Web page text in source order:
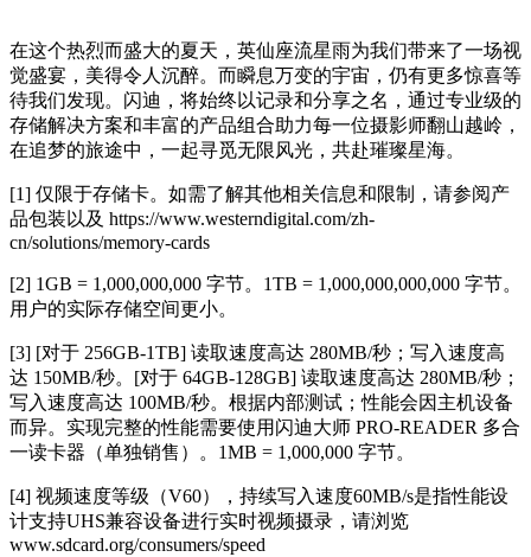
在这个热烈而盛大的夏天，英仙座流星雨为我们带来了一场视
觉盛宴，美得令人沉醉。而瞬息万变的宇宙，仍有更多惊喜等
待我们发现。闪迪，将始终以记录和分享之名，通过专业级的
存储解决方案和丰富的产品组合助力每一位摄影师翻山越岭，
在追梦的旅途中，一起寻觅无限风光，共赴璀璨星海。
[1] 仅限于存储卡。如需了解其他相关信息和限制，请参阅产
品包装以及 https://www.westerndigital.com/zh-
cn/solutions/memory-cards
[2] 1GB = 1,000,000,000 字节。1TB = 1,000,000,000,000 字节。
用户的实际存储空间更小。
[3] [对于 256GB-1TB] 读取速度高达 280MB/秒；写入速度高
达 150MB/秒。[对于 64GB-128GB] 读取速度高达 280MB/秒；
写入速度高达 100MB/秒。根据内部测试；性能会因主机设备
而异。实现完整的性能需要使用闪迪大师 PRO-READER 多合
一读卡器（单独销售）。1MB = 1,000,000 字节。
[4] 视频速度等级（V60），持续写入速度60MB/s是指性能设
计支持UHS兼容设备进行实时视频摄录，请浏览
www.sdcard.org/consumers/speed